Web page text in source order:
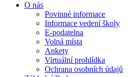
O nás
Povinné informace
Informace vedení školy
E-podatelna
Volná místa
Ankety
Virtuální prohlídka
Ochrana osobních údajů